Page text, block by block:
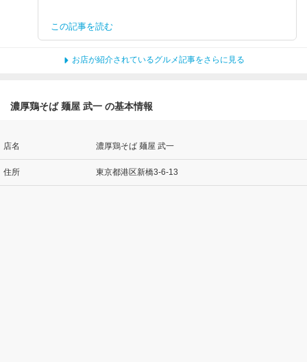
この記事を読む
お店が紹介されているグルメ記事をさらに見る
濃厚鶏そば 麺屋 武一 の基本情報
店名 濃厚鶏そば 麺屋 武一
住所 東京都港区新橋3-6-13